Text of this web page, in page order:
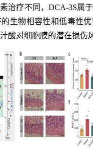
治疗不同，DCA-3S属
生物相容性和低毒性
酸对细胞膜的潜在损伤